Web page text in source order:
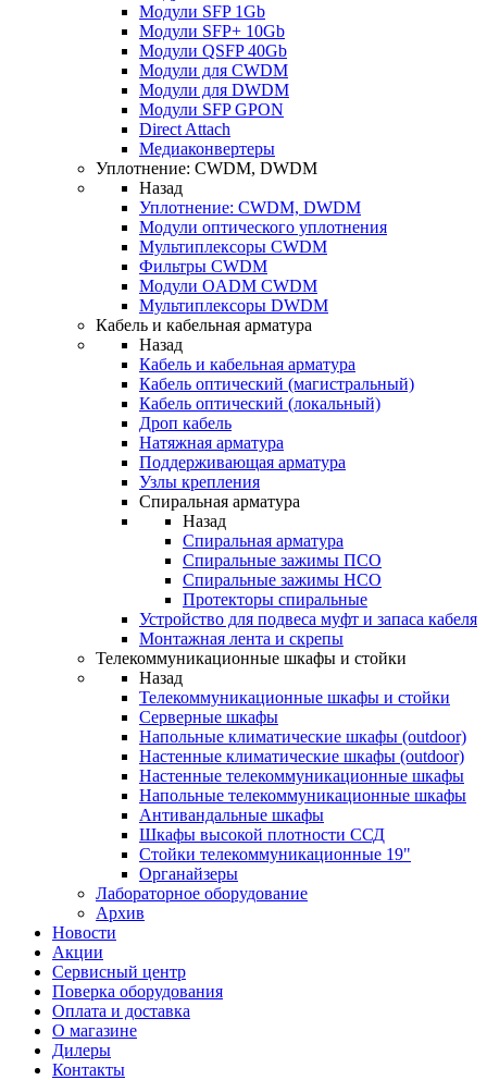
Модули SFP 1Gb
Модули SFP+ 10Gb
Модули QSFP 40Gb
Модули для CWDM
Модули для DWDM
Модули SFP GPON
Direct Attach
Медиаконвертеры
Уплотнение: CWDM, DWDM
Назад
Уплотнение: CWDM, DWDM
Модули оптического уплотнения
Мультиплексоры CWDM
Фильтры CWDM
Модули OADM CWDM
Мультиплексоры DWDM
Кабель и кабельная арматура
Назад
Кабель и кабельная арматура
Кабель оптический (магистральный)
Кабель оптический (локальный)
Дроп кабель
Натяжная арматура
Поддерживающая арматура
Узлы крепления
Спиральная арматура
Назад
Спиральная арматура
Спиральные зажимы ПСО
Спиральные зажимы НСО
Протекторы спиральные
Устройство для подвеса муфт и запаса кабеля
Монтажная лента и скрепы
Телекоммуникационные шкафы и стойки
Назад
Телекоммуникационные шкафы и стойки
Серверные шкафы
Напольные климатические шкафы (outdoor)
Настенные климатические шкафы (outdoor)
Настенные телекоммуникационные шкафы
Напольные телекоммуникационные шкафы
Антивандальные шкафы
Шкафы высокой плотности ССД
Стойки телекоммуникационные 19"
Органайзеры
Лабораторное оборудование
Архив
Новости
Акции
Сервисный центр
Поверка оборудования
Оплата и доставка
О магазине
Дилеры
Контакты